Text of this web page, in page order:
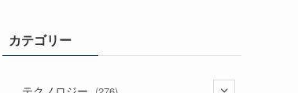
カテゴリー